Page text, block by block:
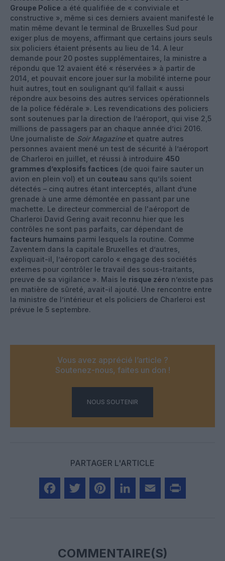
Groupe Police a été qualifiée de « conviviale et
constructive », même si ces derniers avaient manifesté le
matin même devant le terminal de Bruxelles Sud pour
exiger plus de moyens, affirmant que certains jours seuls
six policiers étaient présents au lieu de 14. A leur
demande pour 20 postes supplémentaires, la ministre a
répondu que 12 avaient été « réservées » à partir de
2014, et pouvait encore jouer sur la mobilité interne pour
huit autres, tout en soulignant qu’il fallait « aussi
répondre aux besoins des autres services opérationnels
de la police fédérale ». Les revendications des policiers
sont soutenues par la direction de l’aéroport, qui vise 2,5
millions de passagers par an chaque année d’ici 2016.
Une journaliste de Soir Magazineet quatre autres
personnes avaient mené un test de sécurité à l’aéroport
de Charleroi en juillet, et réussi à introduire 450
grammes d’explosifs factices (de quoi faire sauter un
avion en plein vol) et un couteau sans qu’ils soient
détectés – cinq autres étant interceptés, allant d’une
grenade à une arme démontée en passant par une
machette. Le directeur commercial de l'aéroport de
Charleroi David Gering avait reconnu hier que les
contrôles ne sont pas parfaits, car dépendant de
facteurs humains parmi lesquels la routine. Comme
Zaventem dans la capitale Bruxelles et d’autres,
expliquait-il, l’aéroport carolo « engage des sociétés
externes pour contrôler le travail des sous-traitants,
preuve de sa vigilance ». Mais le risque zéro n’existe pas
en matière de sûreté, avait-il ajouté. Une rencontre entre
la ministre de l’intérieur et els policiers de Charleroi est
prévue le 5 septembre.
Vous avez apprécié l’article ?
Soutenez-nous, faites un don !
NOUS SOUTENIR
PARTAGER L'ARTICLE
COMMENTAIRE(S)